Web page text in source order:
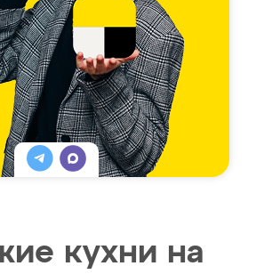
кухни на